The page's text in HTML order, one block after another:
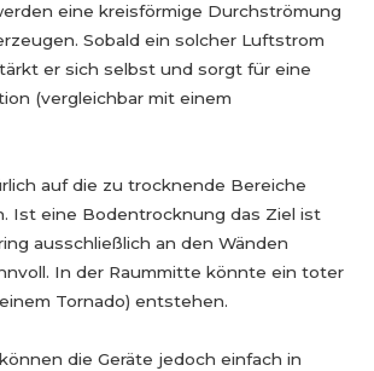
eine kreisförmige Durchströmung
Sobald ein solcher Luftstrom
er sich selbst und sorgt für eine
(vergleichbar mit einem
auf die zu trocknende Bereiche
Ist eine Bodentrocknung das Ziel ist
ausschließlich an den Wänden
In der Raummitte könnte ein toter
Tornado) entstehen.
die Geräte jedoch einfach in